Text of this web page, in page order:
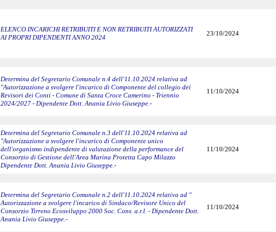
ELENCO INCARICHI RETRIBUITI E NON RETRIBUITI AUTORIZZATI
AI PROPRI DIPENDENTI ANNO 2024
23/10/2024
Determina del Segretario Comunale n.4 dell'11.10.2024 relativa ad
"Autorizzazione a svolgere l'incarico di Componente del collegio dei
Revisori dei Conti - Comune di Santa Croce Camerino - Triennio
2024/2027 - Dipendente Dott. Anania Livio Giuseppe.-
11/10/2024
Determina del Segretario Comunale n.3 dell'11.10.2024 relativa ad
"Autorizzazione a svolgere l'incarico di Componente unico
dell'organismo indipendente di valutazione della performance del
Consorzio di Gestione dell'Area Marina Protetta Capo Milazzo
Dipendente Dott. Anania Livio Giuseppe.-
11/10/2024
Determina del Segretario Comunale n.2 dell'11.10.2024 relativa ad "
Autorizzazione a svolgere l'incarico di Sindaco/Revisore Unico del
Consorzio Tirreno Ecosviluppo 2000 Soc. Cons. a.r.l. - Dipendente Dott.
Anania Livio Giuseppe.-
11/10/2024